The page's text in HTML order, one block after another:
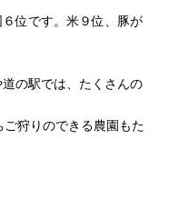
位です。米９位、豚が
の駅では、たくさんの
狩りのできる農園もた